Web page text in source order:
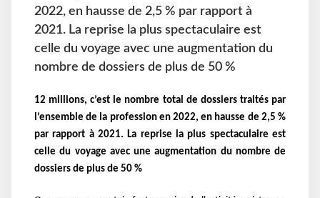
2022, en hausse de 2,5 % par rapport à
2021. La reprise la plus spectaculaire est
celle du voyage avec une augmentation du
nombre de dossiers de plus de 50 %
12 millions, c’est le nombre total de dossiers traités par
l’ensemble de la profession en 2022, en hausse de 2,5 %
par rapport à 2021. La reprise la plus spectaculaire est
celle du voyage avec une augmentation du nombre de
dossiers de plus de 50 %